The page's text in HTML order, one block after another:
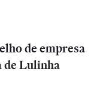
de empresa
de Lulinha